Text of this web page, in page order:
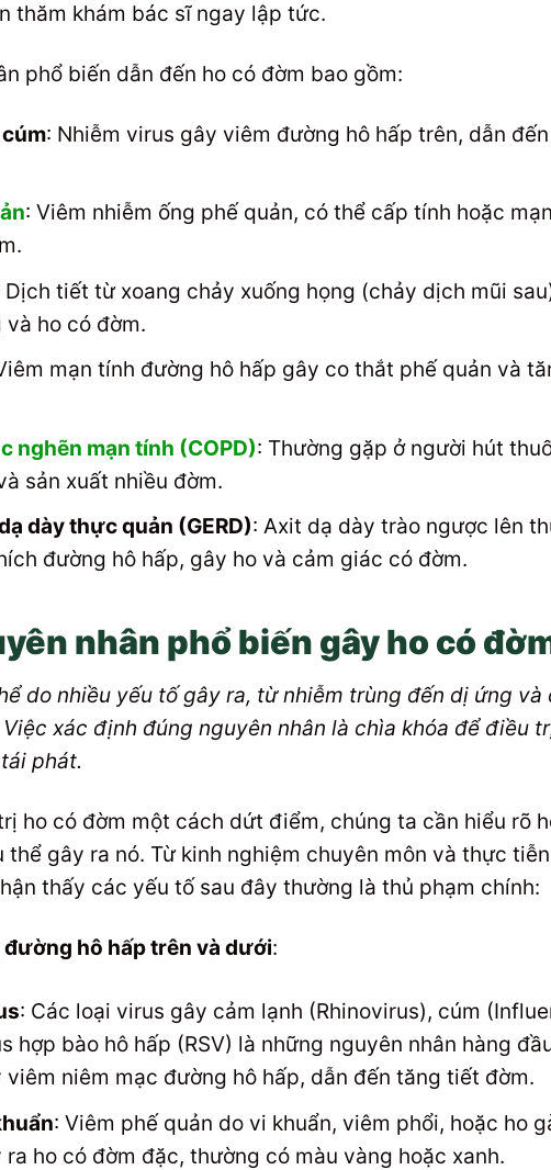
thăm khám bác sĩ ngay lập tức.
phổ biến dẫn đến ho có đờm bao gồm:
: Nhiễm virus gây viêm đường hô hấp trên, dẫn
: Viêm nhiễm ống phế quản, có thể cấp tính hoặc
Dịch tiết từ xoang chảy xuống họng (chảy dịch mũi
ho có đờm.
mạn tính đường hô hấp gây co thắt phế quản và
nghẽn mạn tính (COPD): Thường gặp ở người hút
sản xuất nhiều đờm.
dày thực quản (GERD): Axit dạ dày trào ngược lên
đường hô hấp, gây ho và cảm giác có đờm.
nhân phổ biến gây ho có
do nhiều yếu tố gây ra, từ nhiễm trùng đến dị ứng và
xác định đúng nguyên nhân là chìa khóa để điều
phát.
ho có đờm một cách dứt điểm, chúng ta cần hiểu rõ
thể gây ra nó. Từ kinh nghiệm chuyên môn và thực
thấy các yếu tố sau đây thường là thủ phạm chính:
hô hấp trên và dưới:
: Các loại virus gây cảm lạnh (Rhinovirus), cúm
hợp bào hô hấp (RSV) là những nguyên nhân hàng
viêm niêm mạc đường hô hấp, dẫn đến tăng tiết đờm.
: Viêm phế quản do vi khuẩn, viêm phổi, hoặc ho
ra ho có đờm đặc, thường có màu vàng hoặc xanh.